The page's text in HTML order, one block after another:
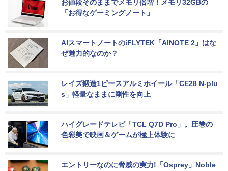
お値段そのままでメモリ倍増！メモリ32GBの
「お得なゲーミングノート」
AIスマートノートのiFLYTEK「AINOTE 2」はな
ぜ魅力的なのか？
レイズ鍛造1ピースアルミホイール「CE28 N-plu
s」軽量なままに剛性を向上
ハイグレードテレビ「TCL Q7D Pro」。圧巻の
色彩美で映画＆ゲームが極上体験に
エントリーなのに脅威の実力!「Osprey」Noble